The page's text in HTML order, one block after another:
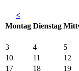
<
Montag Dienstag Mi
3
4 5
10
11 12
17
18 19